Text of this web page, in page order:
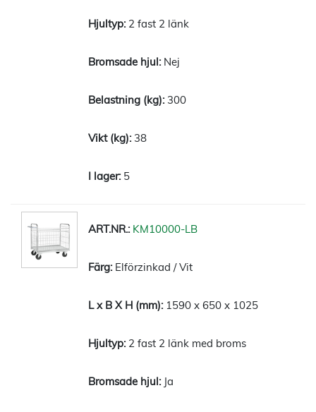
2 fast 2 länk
Nej
300
38
5
KM10000-LB
Elförzinkad / Vit
1590 x 650 x 1025
2 fast 2 länk med broms
Ja